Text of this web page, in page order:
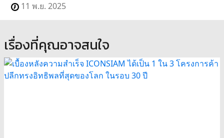
11 พ.ย. 2025
เรื่องที่คุณอาจสนใจ